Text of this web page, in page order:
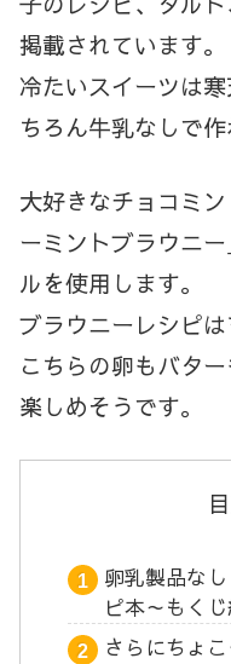
掲載されています。
冷たいスイーツは
ちろん牛乳なしで作
大好きなチョコミ
ーミントブラウニ
ルを使用します。
ブラウニーレシピは
こちらの卵もバタ
楽しめそうです。
卵乳製品な
ピ本～もく
さらにちょ